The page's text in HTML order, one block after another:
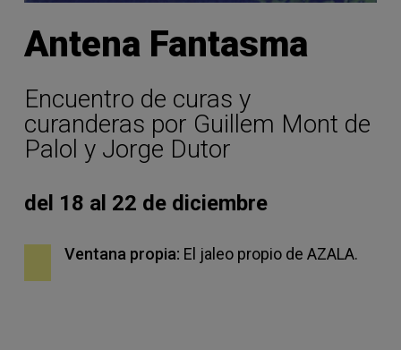
Antena Fantasma
Encuentro de curas y
curanderas por Guillem Mont de
Palol y Jorge Dutor
del 18 al 22 de diciembre
Ventana propia: El jaleo propio de AZALA.